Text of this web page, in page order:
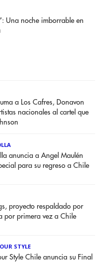
Una noche imborrable en
a Los Cafres, Donavon
nacionales al cartel que
anuncia a Angel Maulén
para su regreso a Chile
proyecto respaldado por
por primera vez a Chile
STYLE
Style Chile anuncia su Final